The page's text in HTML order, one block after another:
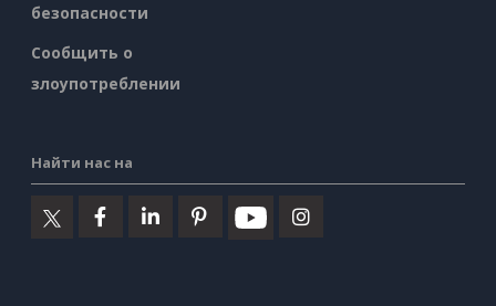
безопасности
Сообщить о
злоупотреблении
Найти нас на